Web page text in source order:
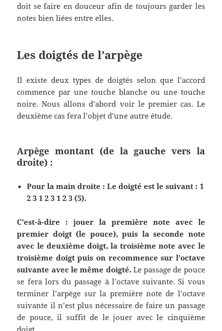
doit se faire en douceur afin de toujours garder les
notes bien liées entre elles.
Les doigtés de l’arpège
Il existe deux types de doigtés selon que l’accord
commence par une touche blanche ou une touche
noire. Nous allons d’abord voir le premier cas. Le
deuxième cas fera l’objet d’une autre étude.
Arpège montant (de la gauche vers la
droite) :
Pour la main droite : Le doigté est le suivant : 1
2 3 1 2 3 1 2 3 (5).
C’est-à-dire : jouer la première note avec le
premier doigt (le pouce), puis la seconde note
avec le deuxième doigt, la troisième note avec le
troisième doigt puis on recommence sur l’octave
suivante avec le même doigté.Le passage de pouce
se fera lors du passage à l’octave suivante. Si vous
terminer l’arpège sur la première note de l’octave
suivante il n’est plus nécessaire de faire un passage
de pouce, il suffit de le jouer avec le cinquième
doigt.